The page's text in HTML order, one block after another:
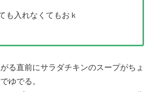
も入れなくてもおｋ
る直前にサラダチキンのスープがちょ
ゆでる。